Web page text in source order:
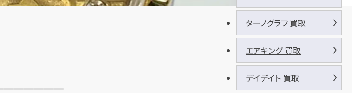
ターノグラフ 買取
エアキング 買取
デイデイト 買取